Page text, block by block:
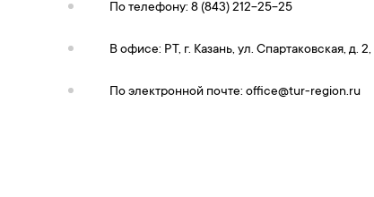
По телефону: 8 (843) 212-25-25
В офисе: РТ, г. Казань, ул. Спартаковская, д.
По электронной почте: office@tur-region.ru